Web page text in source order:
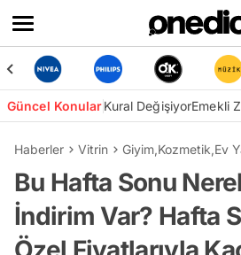
Güncel KonularKural DeğişiyorEmekli
Haberler Vitrin Giyim,Kozmetik,Ev
Bu Hafta Sonu
İndirim Var? Hafta